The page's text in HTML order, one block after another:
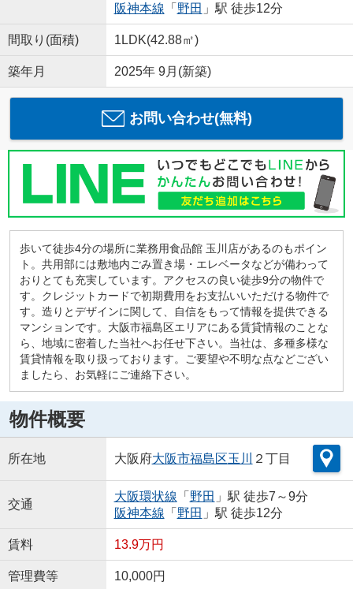
阪神本線 「 野田 」駅 徒歩12分
間取り(面積) 1LDK(42.88㎡)
築年月 2025年 9月(新築)
お問い合わせ(無料)
歩いて徒歩4分の場所に業務用食品館 玉川店があるのもポイン
ト。共用部には敷地内ごみ置き場・エレベータなどが備わって
おりとても充実しています。アクセスの良い徒歩9分の物件で
す。クレジットカードで初期費用をお支払いいただける物件で
す。造りとデザインに関して、自信をもって情報を提供できる
マンションです。大阪市福島区エリアにある賃貸情報のことな
ら、地域に密着した当社へお任せ下さい。当社は、多種多様な
賃貸情報を取り扱っております。ご要望や不明な点などござい
ましたら、お気軽にご連絡下さい。
物件概要
所在地 大阪府大阪市福島区玉川 ２丁目
交通
大阪環状線 「 野田 」駅 徒歩7～9分
阪神本線 「 野田 」駅 徒歩12分
賃料 13.9万円
管理費等 10,000円